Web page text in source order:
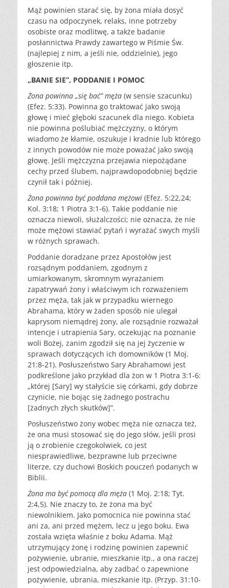
Mąż powinien starać się, by żona miała dosyć
czasu na odpoczynek, relaks, inne potrzeby
osobiste oraz modlitwę, a także badanie
posłannictwa Prawdy zawartego w Piśmie Św.
(najlepiej z nim, a jeśli nie, oddzielnie), jego
głoszenie itp.
„BANIE SIE”, PODDANIE I POMOC
Żona powinna „się bać” męża (w sensie szacunku)
(Efez. 5:33). Powinna go traktować jako swoją
głowę i mieć głęboki szacunek dla niego. Kobieta
nie powinna poślubiać mężczyzny, o którym
wiadomo że kłamie, oszukuje i kradnie lub którego
z innych powodów nie może poważać jako swoją
głowę. Jeśli mężczyzna przejawia niepożądane
cechy przed ślubem, najprawdopodobniej będzie
czynił tak i później.
Żona powinna być poddana mężowi (Efez. 5:22,24;
Kol. 3:18; 1 Piotra 3:1-6). Takie poddanie nie
oznacza niewoli, służalczości; nie oznacza, że nie
może mężowi stawiać pytań i wyrażać swych myśli
w różnych sprawach.
Poddanie doradzane przez Apostołów jest
rozsądnym poddaniem, zgodnym z
umiarkowanym, skromnym wyrażaniem
zapatrywań żony i właściwym ich rozważeniem
przez męża, tak jak w przypadku wiernego
Abrahama, który w żaden sposób nie ulegał
kaprysom niemądrej żony, ale rozsądnie rozważał
intencje i utrapienia Sary, oczekując na poznanie
woli Bożej, zanim zgodził się na jej życzenie w
sprawach dotyczących ich domowników (1 Moj.
21:8-21). Posłuszeństwo Sary Abrahamowi jest
podkreślone jako przykład dla żon w 1 Piotra 3:1-6:
„której [Sary] wy stałyście się córkami, gdy dobrze
czynicie, nie bojąc się żadnego postrachu
[żadnych złych skutków]”.
Posłuszeństwo żony wobec męża nie oznacza też,
że ona musi stosować się do jego słów, jeśli prosi
ją o zrobienie czegokolwiek, co jest
niesprawiedliwe, bezprawne lub przeciwne
literze, czy duchowi Boskich pouczeń podanych w
Biblii.
Żona ma być pomocą dla męża (1 Moj. 2:18; Tyt.
2:4,5). Nie znaczy to, że żona ma być
niewolnikiem. Jako pomocnica nie powinna stać
ani za, ani przed mężem, lecz u jego boku. Ewa
została wzięta właśnie z boku Adama. Mąż
utrzymujący żonę i rodzinę powinien zapewnić
pożywienie, ubranie, mieszkanie itp., a ona raczej
jest odpowiedzialna, aby zadbać o zapewnione
pożywienie, ubrania, mieszkanie itp. (Przyp. 31:10-